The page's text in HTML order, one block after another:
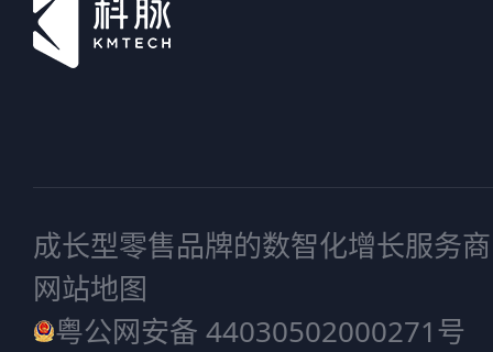
成长型零售品牌的数智化增长服务商
网站地图
粤公网安备 44030502000271号